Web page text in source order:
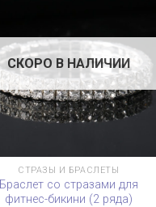
СКОРО В НАЛИЧИИ
СТРАЗЫ И БРАСЛЕТЫ
Браслет со стразами для
фитнес-бикини (2 ряда)